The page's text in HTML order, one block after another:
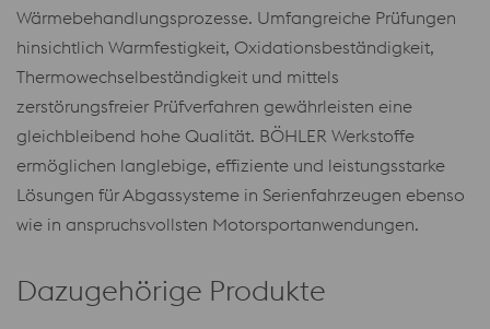
Wärmebehandlungsprozesse. Umfangreiche Prüfungen
hinsichtlich Warmfestigkeit, Oxidationsbeständigkeit,
Thermowechselbeständigkeit und mittels
zerstörungsfreier Prüfverfahren gewährleisten eine
gleichbleibend hohe Qualität. BÖHLER Werkstoffe
ermöglichen langlebige, effiziente und leistungsstarke
Lösungen für Abgassysteme in Serienfahrzeugen ebenso
wie in anspruchsvollsten Motorsportanwendungen.
Dazugehörige Produkte